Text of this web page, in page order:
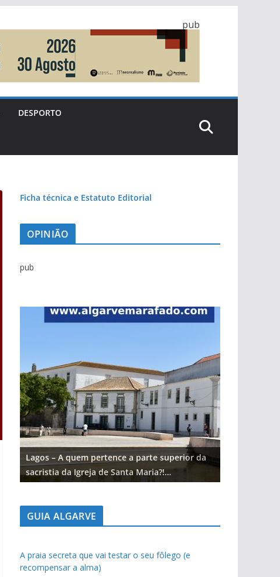
pub
DESPORTO
Ficha técnica e Estatuto Editorial
OPINIÃO
pub
Lagos – A quem pertence a parte superior da
sacristia da Igreja de Santa Maria?!…
GUIA ALGARVE
A praia secreta que vai testar o seu fôlego (e
recompensar a alma)